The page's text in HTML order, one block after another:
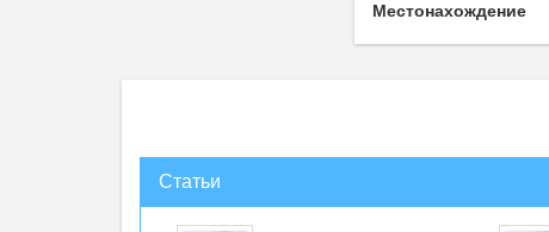
Местонахождение
Статьи